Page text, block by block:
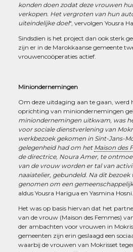
konden doen zodat deze vrouwen
verkopen. Het vergroten van hun
uiteindelijke doel", vervolgen Yousra
Sindsdien is het project dan ook sterk
zijn er in de Marokkaanse gemeente
vrouwencoöperaties actief.
Miniondernemingen
Om deze uitdaging aan te gaan, werd
oprichting van miniondernemingen
miniondernemingen uitkwam, was
voor sociale dienstverlening van
werkbezoek gekomen in Sint-Jans-
gelegenheid had om het Maison des
de directrice, Noura Amer, te
van de vrouw worden er tal van
naaiatelier, gebundeld. Na dit bezoek
genomen om een
aldus Yousra Harigua en Yasmina Hosni.
Het was op basis hiervan dat het
van de vrouw (Maison des Femmes)
der ambachten voor vrouwen in
gemeenten zijn erin geslaagd een
waarbij de vrouwen van Mokrisset